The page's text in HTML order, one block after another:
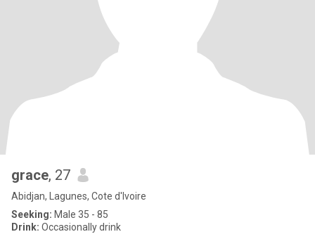
grace, 27
Abidjan, Lagunes, Cote d'Ivoire
Seeking: Male 35 - 85
Drink: Occasionally drink